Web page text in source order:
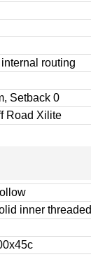
routing
Setback 0
Road Xilite
inner threaded